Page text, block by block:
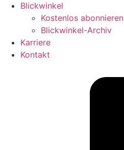
Blickwinkel
Kostenlos abonnieren
Blickwinkel-Archiv
Karriere
Kontakt